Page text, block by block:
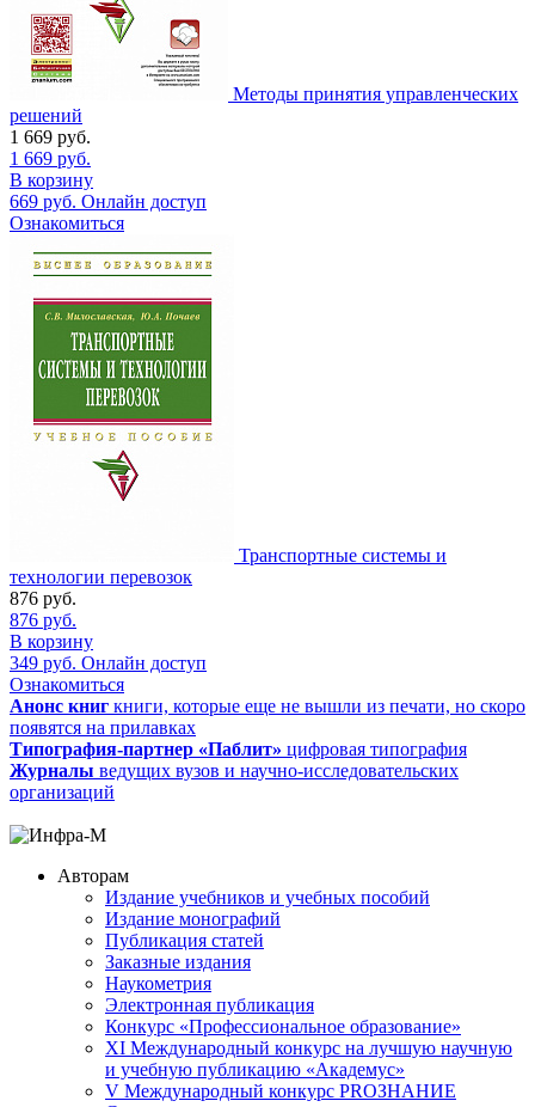
Методы принятия управленческих
решений
1 669 руб.
1 669 руб.
В корзину
669 руб. Онлайн доступ
Ознакомиться
Транспортные системы и
технологии перевозок
876 руб.
876 руб.
В корзину
349 руб. Онлайн доступ
Ознакомиться
Анонс книг книги, которые еще не вышли из печати, но скоро
появятся на прилавках
Типография-партнер «Паблит» цифровая типография
Журналы ведущих вузов и научно-исследовательских
организаций
Авторам
Издание учебников и учебных пособий
Издание монографий
Публикация статей
Заказные издания
Наукометрия
Электронная публикация
Конкурс «Профессиональное образование»
XI Международный конкурс на лучшую научную
и учебную публикацию «Академус»
V Международный конкурс PROЗНАНИЕ